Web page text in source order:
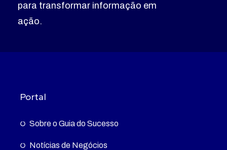
para transformar informação em
ação.
Portal
Sobre o Guia do Sucesso
Notícias de Negócios